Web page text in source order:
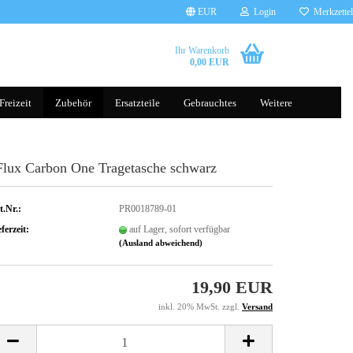
EUR Login Merkzettel
Ihr Warenkorb
0,00 EUR
Zubehör
Brillen
Handschuhe
Silikonhüllen
Ersatzteile
Tauchscooter
Gebrauchtes Weitere
Carbon One Tragetasche schwarz
PR0018789-01
auf Lager, sofort verfügbar
(Ausland abweichend)
19,90 EUR
inkl. 20% MwSt. zzgl. Versand